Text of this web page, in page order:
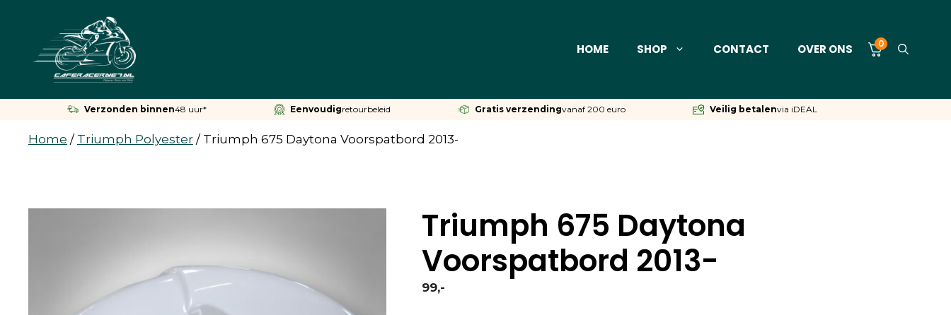
inhoud
HOME SHOP CONTACT OVER ONS 0
Verzonden binnen48 uur* Eenvoudigretourbeleid Gratis verzendingvanaf 200 euro Veilig betalenvia iDEAL
Home / Triumph Polyester / Triumph 675 Daytona Voorspatbord 2013-
Triumph 675 Daytona
Voorspatbord 2013-
99,-